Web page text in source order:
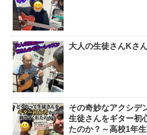
大人の生徒さんKさ
その奇妙なアクシデ
生徒さんをギター初
たのか？～高校1年